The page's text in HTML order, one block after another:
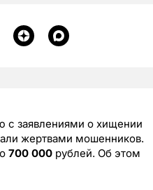
с заявлениями о хищении
жертвами мошенников.
700 000 рублей. Об этом